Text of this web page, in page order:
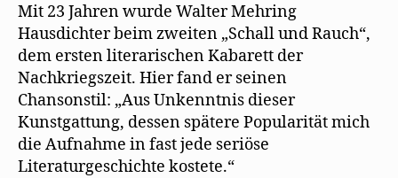
Mit 23 Jahren wurde Walter Mehring
Hausdichter beim zweiten „Schall und Rauch“,
dem ersten literarischen Kabarett der
Nachkriegszeit. Hier fand er seinen
Chansonstil: „Aus Unkenntnis dieser
Kunstgattung, dessen spätere Popularität mich
die Aufnahme in fast jede seriöse
Literaturgeschichte kostete.“